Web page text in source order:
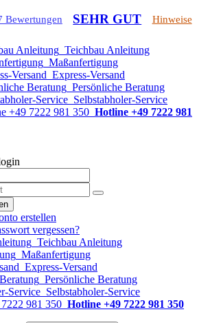
Bewertungen SEHR GUT Hinweise
Teichbau Anleitung
Maßanfertigung
Express-Versand
Persönliche Beratung
Selbstabholer-Service
Hotline +49 7222 981
erstellen
vergessen?
Teichbau Anleitung
Maßanfertigung
Express-Versand
Persönliche Beratung
Selbstabholer-Service
Hotline +49 7222 981 350